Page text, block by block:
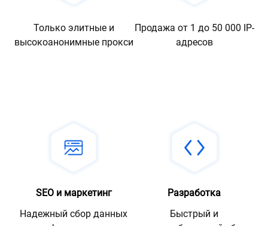
Только элитные и
высокоанонимные прокси
Продажа от 1 до 50 000 IP-
адресов
SEO и маркетинг
Надежный сбор данных
Разработка
Быстрый и